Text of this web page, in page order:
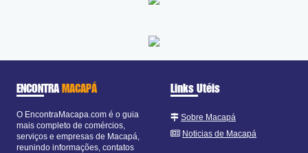
ENCONTRAMACAPÁ
O EncontraMacapa.com é o guia
mais completo de comércios,
serviços e empresas de Macapá,
reunindo informações, contatos
Links Utéis
Sobre Macapá
Noticias de Macapá